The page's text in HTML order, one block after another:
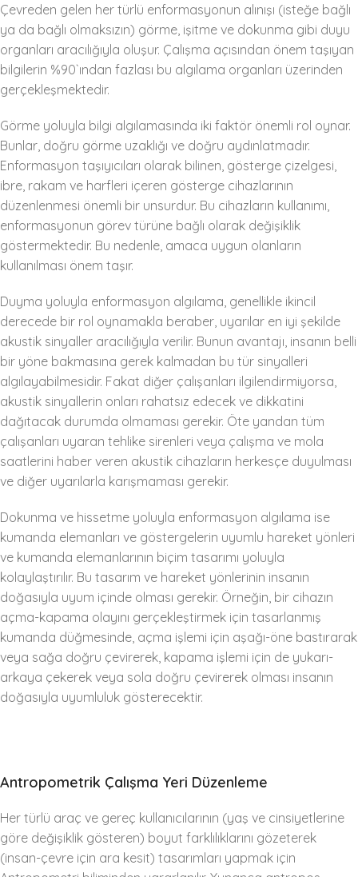
Çevreden gelen her türlü enformasyonun alınışı (isteğe bağlı
ya da bağlı olmaksızın) görme, işitme ve dokunma gibi duyu
organları aracılığıyla oluşur. Çalışma açısından önem taşıyan
bilgilerin %90`ından fazlası bu algılama organları üzerinden
gerçekleşmektedir.
Görme yoluyla bilgi algılamasında iki faktör önemli rol oynar.
Bunlar, doğru görme uzaklığı ve doğru aydınlatmadır.
Enformasyon taşıyıcıları olarak bilinen, gösterge çizelgesi,
ibre, rakam ve harfleri içeren gösterge cihazlarının
düzenlenmesi önemli bir unsurdur. Bu cihazların kullanımı,
enformasyonun görev türüne bağlı olarak değişiklik
göstermektedir. Bu nedenle, amaca uygun olanların
kullanılması önem taşır.
Duyma yoluyla enformasyon algılama, genellikle ikincil
derecede bir rol oynamakla beraber, uyarılar en iyi şekilde
akustik sinyaller aracılığıyla verilir. Bunun avantajı, insanın belli
bir yöne bakmasına gerek kalmadan bu tür sinyalleri
algılayabilmesidir. Fakat diğer çalışanları ilgilendirmiyorsa,
akustik sinyallerin onları rahatsız edecek ve dikkatini
dağıtacak durumda olmaması gerekir. Öte yandan tüm
çalışanları uyaran tehlike sirenleri veya çalışma ve mola
saatlerini haber veren akustik cihazların herkesçe duyulması
ve diğer uyarılarla karışmaması gerekir.
Dokunma ve hissetme yoluyla enformasyon algılama ise
kumanda elemanları ve göstergelerin uyumlu hareket yönleri
ve kumanda elemanlarının biçim tasarımı yoluyla
kolaylaştırılır. Bu tasarım ve hareket yönlerinin insanın
doğasıyla uyum içinde olması gerekir. Örneğin, bir cihazın
açma-kapama olayını gerçekleştirmek için tasarlanmış
kumanda düğmesinde, açma işlemi için aşağı-öne bastırarak
veya sağa doğru çevirerek, kapama işlemi için de yukarı-
arkaya çekerek veya sola doğru çevirerek olması insanın
doğasıyla uyumluluk gösterecektir.
Antropometrik Çalışma Yeri Düzenleme
Her türlü araç ve gereç kullanıcılarının (yaş ve cinsiyetlerine
göre değişiklik gösteren) boyut farklılıklarını gözeterek
(insan-çevre için ara kesit) tasarımları yapmak için